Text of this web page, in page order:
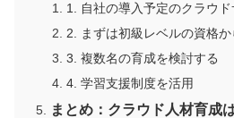
1. 自社の導入予定のクラウ
2. まずは初級レベルの資格か
3. 複数名の育成を検討する
4. 学習支援制度を活用
まとめ：クラウド人材育成